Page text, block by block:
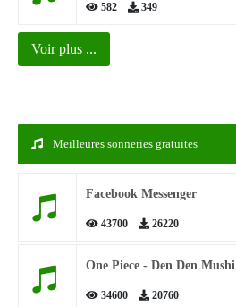
582 349
Voir plus ...
Meilleures sonneries gratuites
Facebook Messenger
43700 26220
One Piece - Den Den Mushi
34600 20760